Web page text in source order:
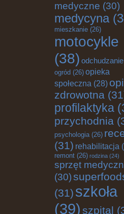
medyczne (30)
medycyna
mieszkanie (26)
motocykle
(38) odchudzanie
ogród (26) opieka
społeczna (28)
zdrowotna
profilaktyka
przychodnia
psychologia(26)
(31) rehabilitacja
remont (26) rodzina (24)
sprzęt
(30)
(31) szkoła
(39) szpital